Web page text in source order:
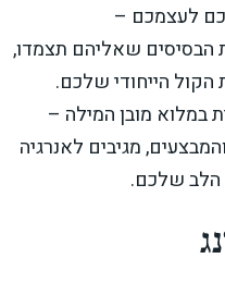
לעצמכם –
הבסיסים שאליהם תצמדו,
הייחודי שלכם.
במלוא מובן המילה –
מגיבים לאנרגיה
הלב שלכם.